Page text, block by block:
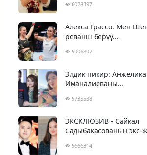
6028397
Алекса Грассо: Мен
реванш берүү...
5906897
Элдик пикир:
Иманалиеваны...
5735538
ЭКСКЛЮЗИВ - Сайкал
Садыбакасованын экс-
5666314